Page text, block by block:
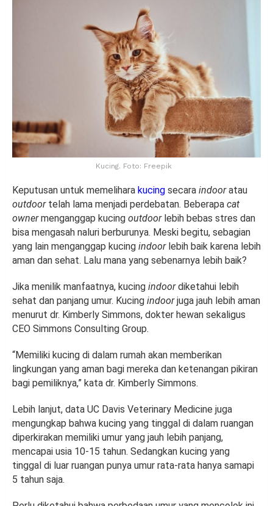
Kucing. Foto: Freepik
Keputusan untuk memelihara kucing secara indooratau
outdoortelah lama menjadi perdebatan. Beberapa cat
ownermenganggap kucing outdoorlebih bebas stres dan
bisa mengasah naluri berburunya. Meski begitu, sebagian
yang lain menganggap kucing indoorlebih baik karena lebih
aman dan sehat. Lalu mana yang sebenarnya lebih baik?
Jika menilik manfaatnya, kucing indoordiketahui lebih
sehat dan panjang umur. Kucing indoorjuga jauh lebih aman
menurut dr. Kimberly Simmons, dokter hewan sekaligus
CEO Simmons Consulting Group.
“Memiliki kucing di dalam rumah akan memberikan
lingkungan yang aman bagi mereka dan ketenangan pikiran
bagi pemiliknya,” kata dr. Kimberly Simmons.
Lebih lanjut, data UC Davis Veterinary Medicine juga
mengungkap bahwa kucing yang tinggal di dalam ruangan
diperkirakan memiliki umur yang jauh lebih panjang,
mencapai usia 10-15 tahun. Sedangkan kucing yang
tinggal di luar ruangan punya umur rata-rata hanya samapi
5 tahun saja.